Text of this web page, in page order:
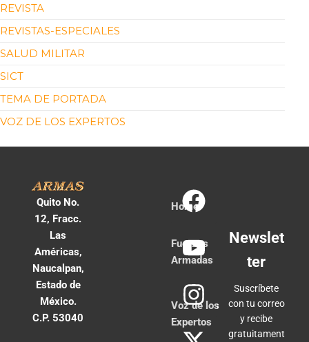
REVISTA
REVISTAS-ESPECIALES
SALUD MILITAR
SICT
TEMA DE PORTADA
VOZ DE LOS EXPERTOS
Quito No.
12, Fracc.
Las
Américas,
Naucalpan,
Estado de
México.
C.P. 53040
Home
Fuerzas
Armadas
Voz de los
Expertos
Newslet
ter
Suscríbete
con tu correo
y recibe
gratuitament